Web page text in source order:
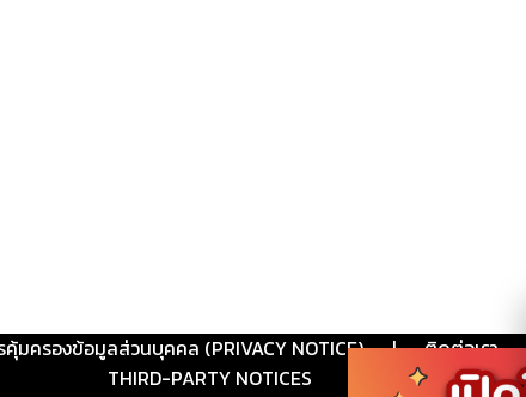
คุ้มครองข้อมูลส่วนบุคคล (PRIVACY NOTICE) | ติดต่อเรา
THIRD-PARTY NOTICES